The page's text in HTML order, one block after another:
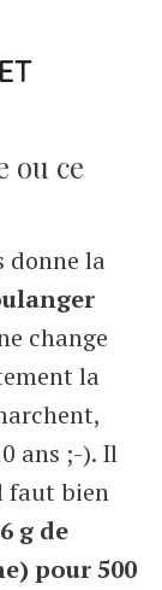
ou ce
donne la
change
la
ans ;-). Il
faut bien
g de
pour 500